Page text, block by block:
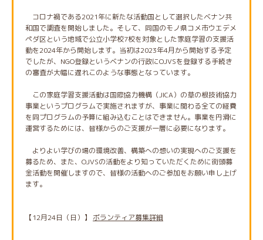
コロナ禍である2021年に新たな活動国として選択したベナン共
和国で調査を開始しました。そして、同国のモノ県コメ市ウエデメ
ペダ区という地域で公立小学校7校を対象とした家庭学習の支援活
動を2024年から開始します。当初は2023年4月から開始する予定
でしたが、NGO登録というベナンの行政にOJVSを登録する手続き
の審査が大幅に遅れこのような事態となっています。
この家庭学習支援活動は国際協力機構（JICA）の草の根技術協力
事業というプログラムで実施されますが、事業に関わる全ての経費
を同プログラムの予算に組み込むことはできません。事業を円滑に
運営するためには、皆様からのご支援が一層に必要になります。
よりよい学びの場の環境改善、構築への想いの実現へのご支援を
募るため、また、OJVSの活動をより知っていただくために街頭募
金活動を開催しますので、皆様の活動へのご参加をお願い申し上げ
ます。
【12月24日（日）】 ボランティア募集詳細